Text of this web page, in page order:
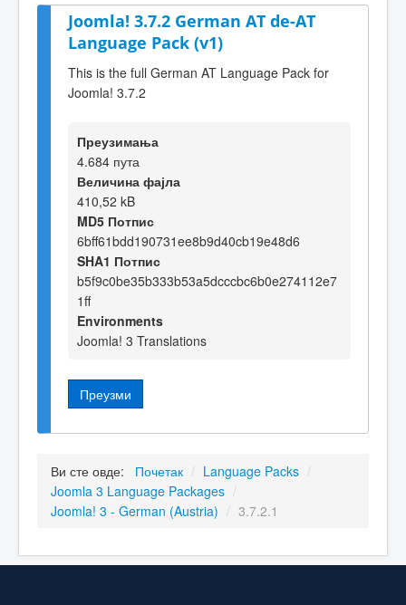
Joomla! 3.7.2 German AT de-AT
Language Pack (v1)
This is the full German AT Language Pack for
Joomla! 3.7.2
Преузимања
4.684 пута
Величина фајла
410,52 kB
MD5 Потпис
6bff61bdd190731ee8b9d40cb19e48d6
SHA1 Потпис
b5f9c0be35b333b53a5dcccbc6b0e274112e7
1ff
Environments
Joomla! 3 Translations
Преузми
Ви сте овде: Почетак / Language Packs /
Joomla 3 Language Packages /
Joomla! 3 - German (Austria) / 3.7.2.1